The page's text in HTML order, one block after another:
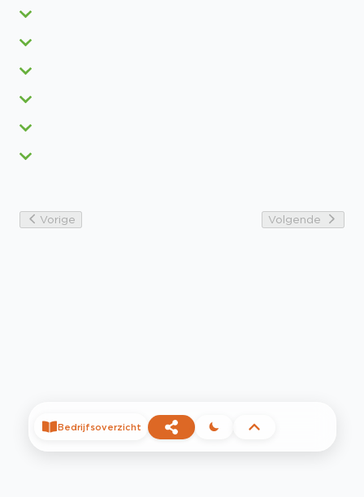
Vorige Volgende
Bedrijfsoverzicht